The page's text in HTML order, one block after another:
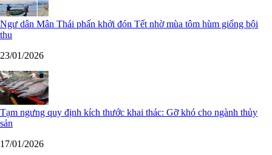
Ngư dân Mân Thái phấn khởi đón Tết nhờ mùa tôm hùm giống bội
thu
23/01/2026
Tạm ngưng quy định kích thước khai thác: Gỡ khó cho ngành thủy
sản
17/01/2026